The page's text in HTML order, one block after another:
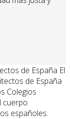
El
de España
Colegios
cuerpo
españoles.